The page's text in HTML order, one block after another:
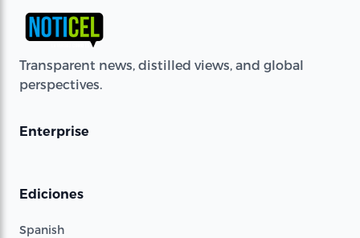
Transparent news, distilled views, and global
perspectives.
Enterprise
Ediciones
Spanish